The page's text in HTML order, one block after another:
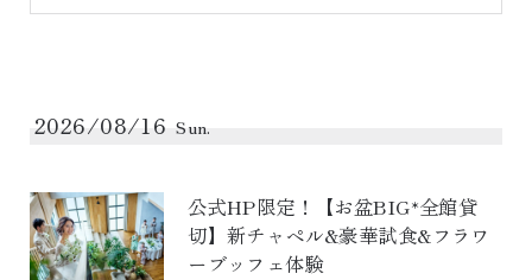
2026/08/16 Sun.
公式HP限定！【お盆BIG*全館貸
切】新チャペル&豪華試食&フラワ
ーブッフェ体験